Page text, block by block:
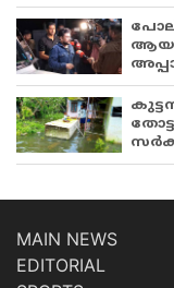
MAIN NEWS
EDITORIAL